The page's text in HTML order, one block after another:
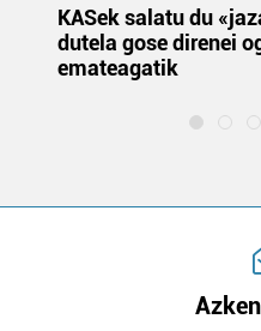
KASek salatu du
dutela gose direnei
emateagatik